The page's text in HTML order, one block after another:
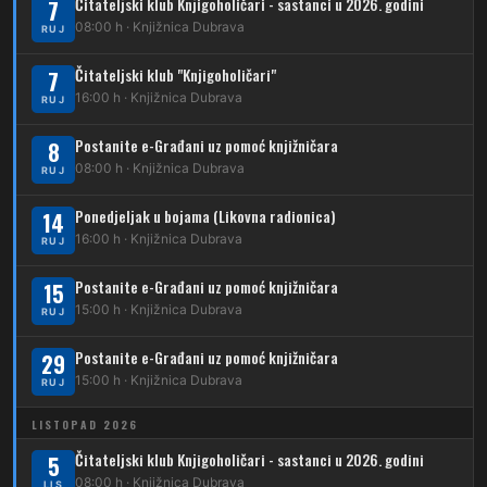
269
DUBEC
212
223 Dubec – Trnovčica – Dubrava
224 Dubec – Novoselec
261 Dubec – Sesvete – Goranec
262 Dubec – Sesvete – Planina Donja
263 Dubec – Sesvete–Kašina – Pl.Gornja
264 Dubec – Sesvete – Jesenovec
7
RUJ 08:00 h · Knjižnica Dubrava
7
RUJ
Čitateljski klub "Knjigoholičari"
16:00 h · Knjižnica Dubrava
8
RUJ
Postanite e-Građani uz pomoć knjižničara
08:00 h · Knjižnica Dubrava
14
RUJ
Ponedjeljak u bojama (Likovna radionica)
16:00 h · Knjižnica Dubrava
15
RUJ
Postanite e-Građani uz pomoć knjižničara
15:00 h · Knjižnica Dubrava
29
RUJ
Postanite e-Građani uz pomoć knjižničara
15:00 h · Knjižnica Dubrava
LISTOPAD 2026
5
LIS
Čitateljski klub Knjigoholičari - sastanci u 2026. godini
08:00 h · Knjižnica Dubrava